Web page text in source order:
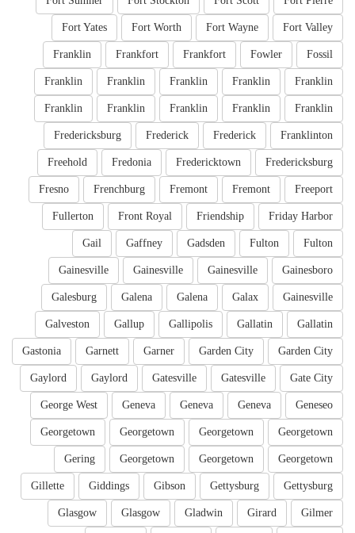
Fort Valley
Fort Wayne
Fort Worth
Fort Yates
Fossil
Fowler
Frankfort
Frankfort
Franklin
Franklin
Franklin
Franklin
Franklin
Franklin
Franklin
Franklin
Franklin
Franklin
Franklin
Franklinton
Frederick
Frederick
Fredericksburg
Fredericksburg
Fredericktown
Fredonia
Freehold
Freeport
Fremont
Fremont
Frenchburg
Fresno
Friday Harbor
Friendship
Front Royal
Fullerton
Fulton
Fulton
Gadsden
Gaffney
Gail
Gainesboro
Gainesville
Gainesville
Gainesville
Gainesville
Galax
Galena
Galena
Galesburg
Gallatin
Gallatin
Gallipolis
Gallup
Galveston
Garden City
Garden City
Garner
Garnett
Gastonia
Gate City
Gatesville
Gatesville
Gaylord
Gaylord
Geneseo
Geneva
Geneva
Geneva
George West
Georgetown
Georgetown
Georgetown
Georgetown
Georgetown
Georgetown
Georgetown
Gering
Gettysburg
Gettysburg
Gibson
Giddings
Gillette
Gilmer
Girard
Gladwin
Glasgow
Glasgow